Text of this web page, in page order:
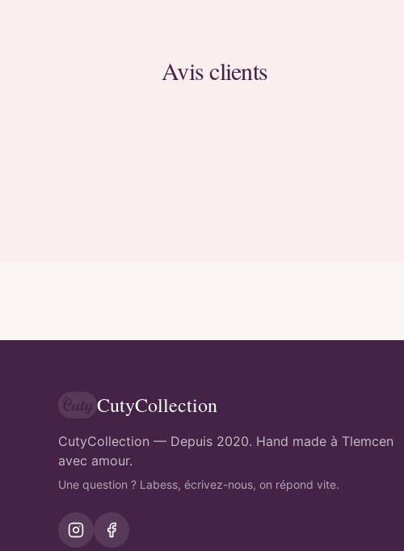
Avis clients
CutyCollection
CutyCollection — Depuis 2020. Hand made à Tlemcen
avec amour.
Une question ? Labess, écrivez-nous, on répond vite.